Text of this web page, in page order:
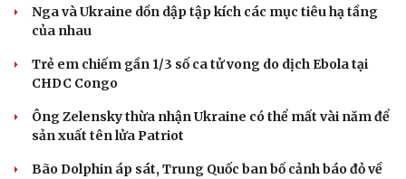
Nga và Ukraine dồn dập tập kích các mục tiêu hạ tầng
của nhau
Trẻ em chiếm gần 1/3 số ca tử vong do dịch Ebola tại
CHDC Congo
Ông Zelensky thừa nhận Ukraine có thể mất vài năm để
sản xuất tên lửa Patriot
Bão Dolphin áp sát, Trung Quốc ban bố cảnh báo đỏ về